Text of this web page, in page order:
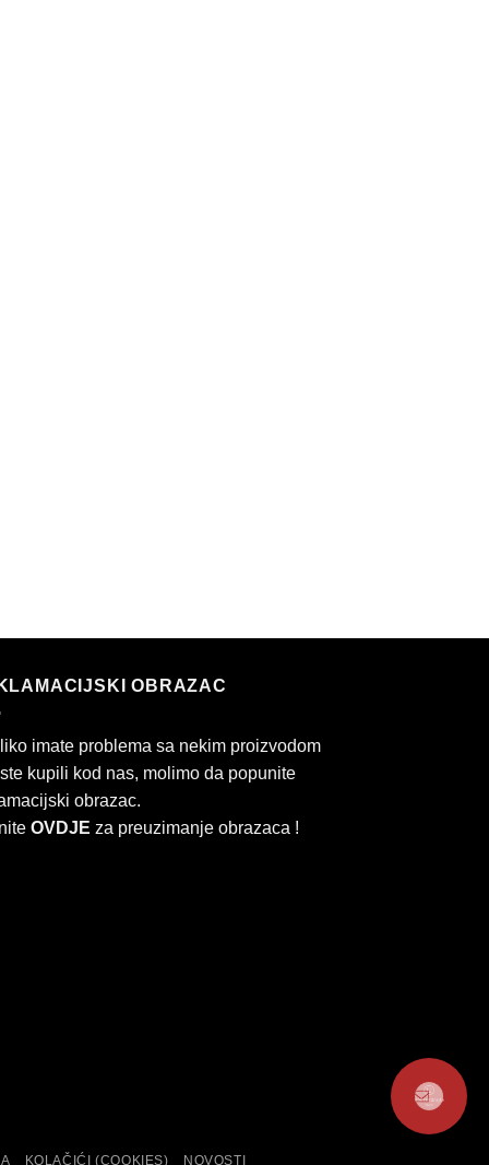
OBRAZAC
imate problema sa nekim proizvodom
kupili kod nas, molimo da popunite
obrazac.
OVDJE za preuzimanje obrazaca !
KOLAČIĆI (COOKIES) NOVOSTI
Kontaktirajte